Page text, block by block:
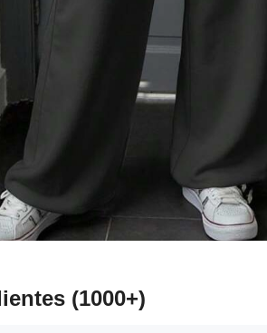
(1000+)